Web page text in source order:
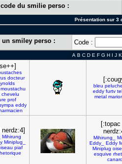
du smilie perso :
Présentation sur 3
un smiley perso : Code :
A B C D E F G H I J K
docteur
moustachu
chevelu
prof
eddy
bleu
eddy furtv
metal
nerdz:4]
Mihirung
Miniplug_
piaf
[:topac
Mihirung_
Eddy_
Eddy
Miniplug
esquive